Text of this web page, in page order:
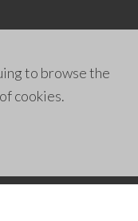
to browse the
cookies.